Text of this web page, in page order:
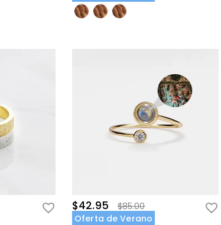
$42.95
$85.00
Oferta de Verano